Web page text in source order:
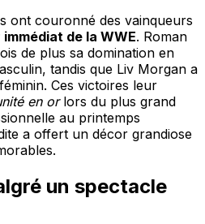
ont couronné des vainqueurs
de la WWE. Roman
de plus sa domination en
tandis que Liv Morgan a
Ces victoires leur
en orlors du plus grand
au printemps
a offert un décor grandiose
un spectacle